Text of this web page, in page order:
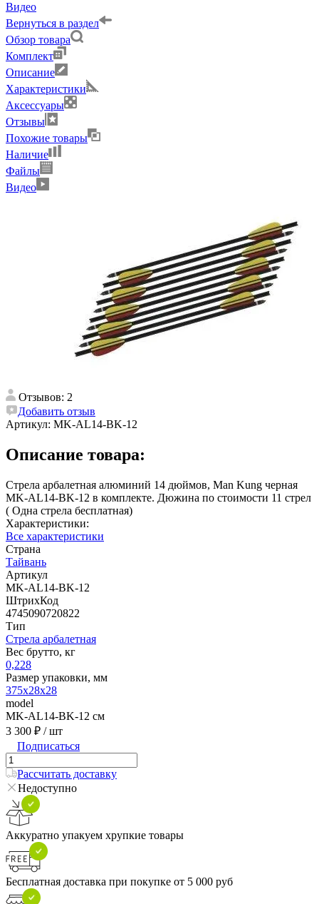
Видео
Вернуться в раздел
Обзор товара
Комплект
Описание
Характеристики
Аксессуары
Отзывы
Похожие товары
Наличие
Файлы
Видео
Отзывов: 2
Добавить отзыв
Артикул: MK-AL14-BK-12
Описание товара:
Стрела арбалетная алюминий 14 дюймов, Man Kung черная
MK-AL14-BK-12 в комплекте. Дюжина по стоимости 11 стрел
( Одна стрела бесплатная)
Характеристики:
Все характеристики
Страна
Тайвань
Артикул
MK-AL14-BK-12
ШтрихКод
4745090720822
Тип
Стрела арбалетная
Вес брутто, кг
0,228
Размер упаковки, мм
375х28х28
model
MK-AL14-BK-12 см
3 300 ₽ / шт
Подписаться
Рассчитать доставку
Недоступно
Аккуратно упакуем хрупкие товары
Бесплатная доставка при покупке от 5 000 руб